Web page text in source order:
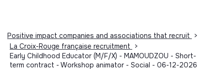
Positive impact companies and associations that recruit
>
La Croix-Rouge française recruitment
>
Early Childhood Educator (M/F/X) - MAMOUDZOU - Short-
term contract - Workshop animator - Social - 06-12-2026